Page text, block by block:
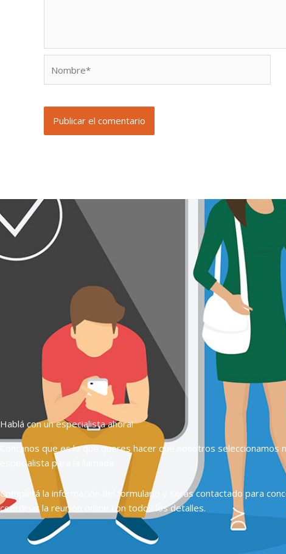
Hablá con un especialista ahora!
Contanos que es lo que queres hacer que nosotros seleccionamos
especialista para la llamada.
Completá la información del formulario y serás contactado para
coordinar la reunión online con todos los detalles.